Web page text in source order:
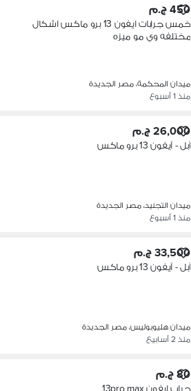
450 ج.م
خمس جرابات ايفون 13 برو ماكس اشكال
مختلفه وي مو ميزه
ميدان المحكمة، مصر الجديدة
منذ 1 أسبوع
26,000 ج.م
آبل - آيفون 13 برو ماكس
ميدان التجنيد، مصر الجديدة
منذ 1 أسبوع
33,500 ج.م
آبل - آيفون 13 برو ماكس
ميدان هليوبوليس، مصر الجديدة
منذ 2 أسابيع
80 ج.م
جراب ايفون 13pro max